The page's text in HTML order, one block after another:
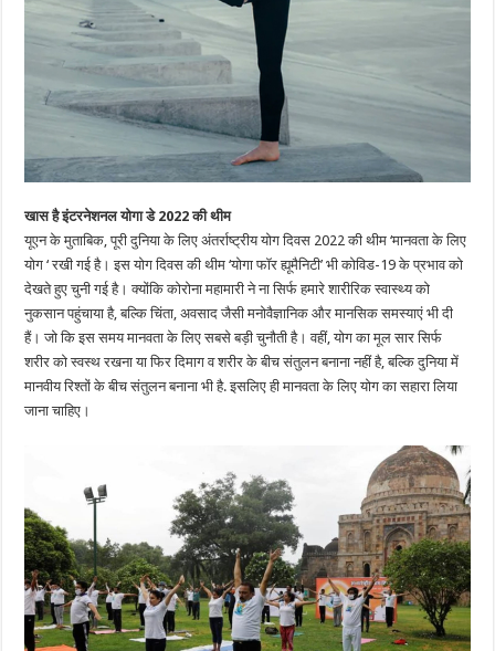
खास है इंटरनेशनल योगा डे 2022 की थीम
यूएन के मुताबिक, पूरी दुनिया के लिए अंतर्राष्ट्रीय योग दिवस 2022 की थीम ‘मानवता के लिए
योग ‘ रखी गई है। इस योग दिवस की थीम ‘योगा फॉर ह्यूमैनिटी’ भी कोविड-19 के प्रभाव को
देखते हुए चुनी गई है। क्योंकि कोरोना महामारी ने ना सिर्फ हमारे शारीरिक स्वास्थ्य को
नुकसान पहुंचाया है, बल्कि चिंता, अवसाद जैसी मनोवैज्ञानिक और मानसिक समस्याएं भी दी
हैं। जो कि इस समय मानवता के लिए सबसे बड़ी चुनौती है। वहीं, योग का मूल सार सिर्फ
शरीर को स्वस्थ रखना या फिर दिमाग व शरीर के बीच संतुलन बनाना नहीं है, बल्कि दुनिया में
मानवीय रिश्तों के बीच संतुलन बनाना भी है. इसलिए ही मानवता के लिए योग का सहारा लिया
जाना चाहिए।